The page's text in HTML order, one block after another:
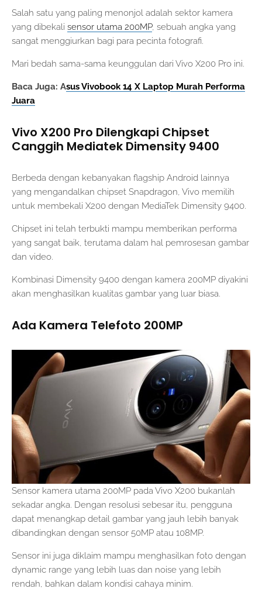
Salah satu yang paling menonjol adalah sektor kamera
yang dibekali sensor utama 200MP, sebuah angka yang
sangat menggiurkan bagi para pecinta fotografi.
Mari bedah sama-sama keunggulan dari Vivo X200 Pro ini.
Baca Juga: Asus Vivobook 14 X Laptop Murah Performa
Juara
Vivo X200 Pro Dilengkapi Chipset
Canggih Mediatek Dimensity 9400
Berbeda dengan kebanyakan flagship Android lainnya
yang mengandalkan chipset Snapdragon, Vivo memilih
untuk membekali X200 dengan MediaTek Dimensity 9400.
Chipset ini telah terbukti mampu memberikan performa
yang sangat baik, terutama dalam hal pemrosesan gambar
dan video.
Kombinasi Dimensity 9400 dengan kamera 200MP diyakini
akan menghasilkan kualitas gambar yang luar biasa.
Ada Kamera Telefoto 200MP
Sensor kamera utama 200MP pada Vivo X200 bukanlah
sekadar angka. Dengan resolusi sebesar itu, pengguna
dapat menangkap detail gambar yang jauh lebih banyak
dibandingkan dengan sensor 50MP atau 108MP.
Sensor ini juga diklaim mampu menghasilkan foto dengan
dynamic range yang lebih luas dan noise yang lebih
rendah, bahkan dalam kondisi cahaya minim.